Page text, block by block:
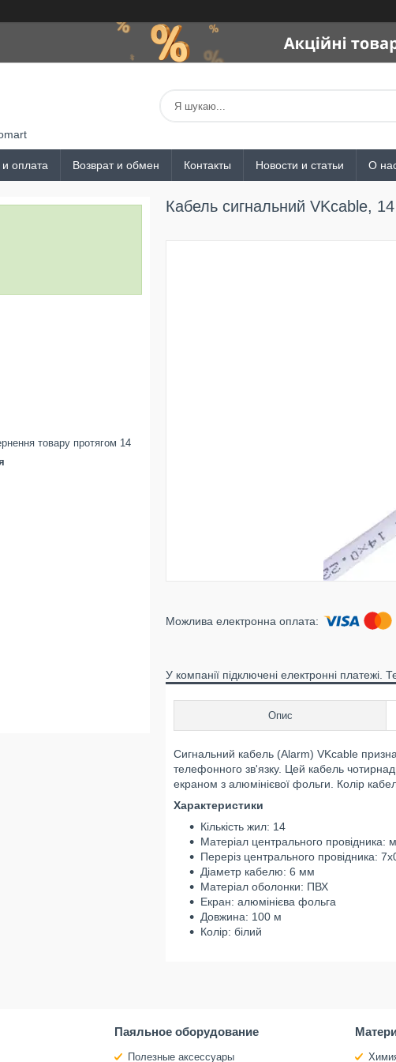
и оплата Возврат и обмен Контакты Новости и статьи О
Кабель сигнальний VKcable,
У компанії підключені електронні
Опис
Сигнальний кабель (Alarm) VKcable
телефонного зв'язку. Цей кабель
екраном з алюмінієвої фольги. Колір
Характеристики
Кількість жил: 14
Матеріал центрального провідника:
Переріз центрального провідника:
Діаметр кабелю: 6 мм
Матеріал оболонки: ПВХ
Екран: алюмінієва фольга
Довжина: 100 м
Колір: білий
товару протягом 14
Паяльное оборудование
Полезные аксессуары